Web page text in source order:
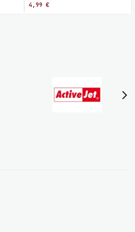
male - mini USB-B male 1.8m (CA-
USBK-10CC-0018-BK)
4,99 €